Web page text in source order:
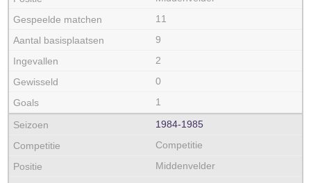
11
9
2
0
1
1984‑1985
Competitie
Middenvelder